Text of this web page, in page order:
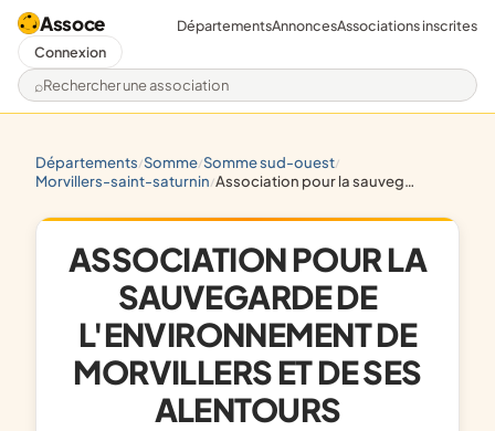
Assoce
Rechercher une association
DépartementsAnnoncesAssociations inscrites
Connexion
départements/ somme/ somme sud-ouest/
morvillers-saint-saturnin/ association pour la sauvegarde de l'environnement de morvillers et de ses alentours
ASSOCIATION POUR LA
SAUVEGARDE DE
L'ENVIRONNEMENT DE
MORVILLERS ET DE SES
ALENTOURS